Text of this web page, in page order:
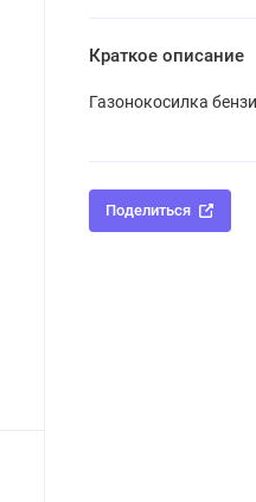
Краткое описание
Газонокосилка
Поделиться